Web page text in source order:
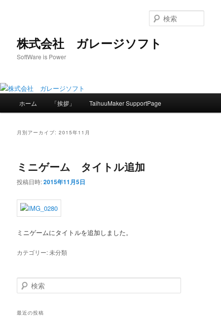
へ
移
株式会社 ガレージソフト
SoftWare is Power
索
ホーム 「挨拶」 TaihuuMaker SupportPage
月別アーカイブ:2015年11月
ミニゲーム タイトル追加
投稿日時:2015年11月5日
ミニゲームにタイトルを追加しました。
カテゴリー:未分類
検
索
最近の投稿